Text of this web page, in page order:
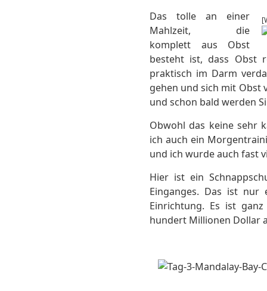
Das tolle an einer
Mahlzeit, die
komplett aus Obst
besteht ist, dass Obst
praktisch im Darm
gehen und sich mit Obst
und schon bald werden
Obwohl das keine sehr
ich auch ein
und ich wurde auch fast
Hier ist ein
Einganges. Das ist nur
Einrichtung. Es ist
hundert Millionen Dollar